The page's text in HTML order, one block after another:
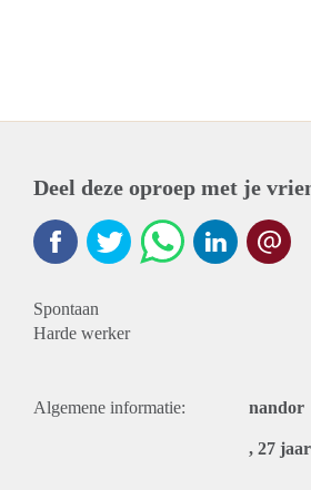
Deel deze oproep met je
Spontaan
Harde werker
Algemene informatie: nandor
, 27 jaar